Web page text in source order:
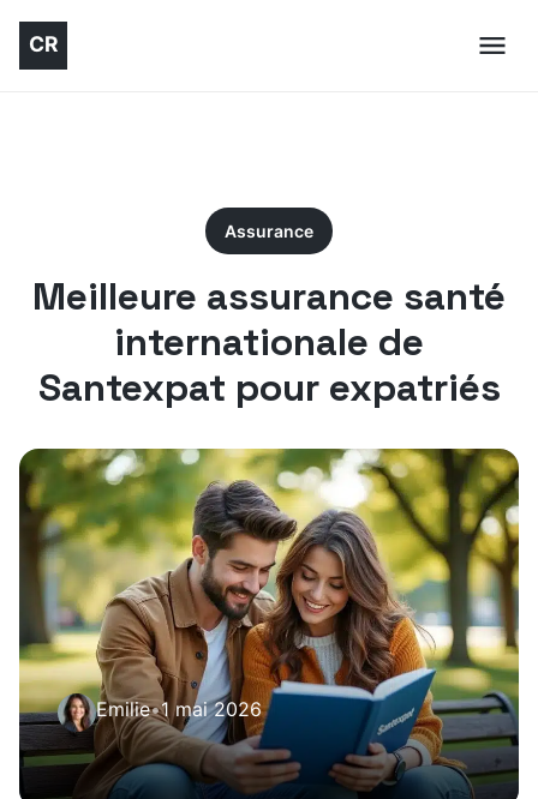
Assurance
Meilleure assurance santé
internationale de
Santexpat pour expatriés
Emilie•1 mai 2026